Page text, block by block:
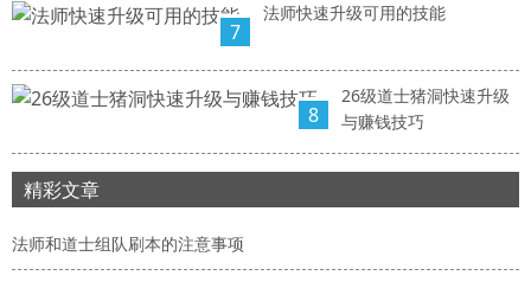
7
法师快速升级可用的技能
8
26级道士猪洞快速升级
与赚钱技巧
精彩文章
法师和道士组队刷本的注意事项